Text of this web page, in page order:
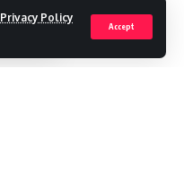
Privacy Policy
Accept